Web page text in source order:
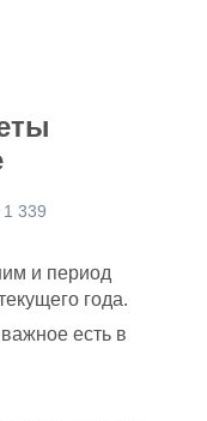
1 339
и период
года.
есть в